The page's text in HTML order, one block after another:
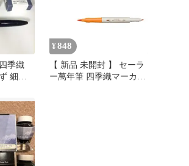
季織
細字&
¥ 848
【 新品 未開封 】 セーラ
ー萬年筆 四季織マーカー